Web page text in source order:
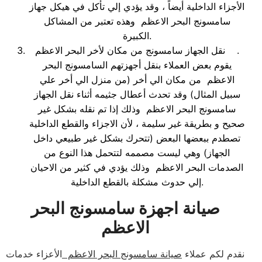
الأجزاء الداخلية أيضاً ، وقد يؤدي إلي تأكل في هيكل جهاز
سامسونج البحر الاعظم وهذه تعتبر من المشاكل
الكبيرة.
نقل الجهاز سامسونج من مكان لأخر البحر الاعظم .
يقوم بعض العملاء بنقل أجهزتهم السامسونج البحر
الاعظم من مكان الي أخر (من منزل الي أخر علي
سبيل المثال) وقد تحدث أعطال جثيمه أثناء نقل الجهاز
سامسونج البحر الاعظم وذلك إذا تم نقله بشكل غير
صحيح و بطريقة غير سليمة ، لأن الاجزاء والقطع الداخلية
تصطدم ببعضها البعض (تتحرك بشكل غير طبيعي داخل
الجهاز) وهي ليست مصممه لتتحمل هذا النوع من
الصدمات البحر الاعظم وذلك يؤدي في كثير من الاحيان
إلي حدوث مشكلة بالقطع الداخلية.
صيانة اجهزة سامسونج البحر
الاعظم
نقدم لكم عملاء صيانة سامسونج البحر الاعظم الأعزاء خدمات